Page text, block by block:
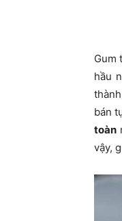
Gum
hầu
bán
toàn
vậy,